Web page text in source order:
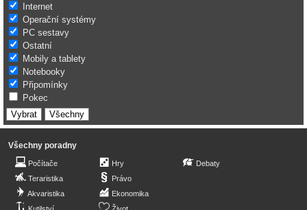
Internet
Operační systémy
PC sestavy
Ostatní
Mobily a tablety
Notebooky
Připomínky
Pokec
Všechny poradny
Počítače
Teraristika
Akvaristika
Hry
Právo
Ekonomika
Debaty